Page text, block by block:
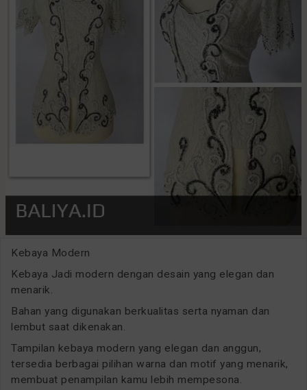
Kebaya Modern
Kebaya Jadi modern dengan desain yang elegan dan
menarik.
Bahan yang digunakan berkualitas serta nyaman dan
lembut saat dikenakan.
Tampilan kebaya modern yang elegan dan anggun,
tersedia berbagai pilihan warna dan motif yang menarik,
membuat penampilan kamu lebih mempesona.